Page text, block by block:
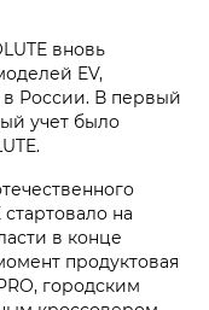
вновь
EV,
в России. В первый
учет было
на
в конце
продуктовая
городским